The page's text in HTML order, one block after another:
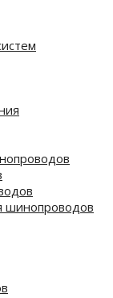
шинопроводов